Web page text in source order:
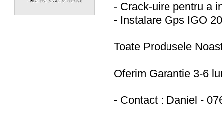
- Crack-uire pentru a
- Instalare Gps IGO
Toate Produsele
Oferim Garantie 3-6
- Contact : Daniel -